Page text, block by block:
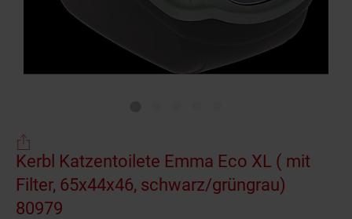
Kerbl Katzentoilete Emma Eco XL ( mit
Filter, 65x44x46, schwarz/grüngrau)
80979